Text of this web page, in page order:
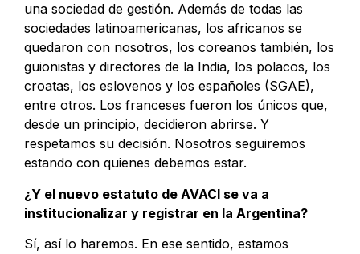
una sociedad de gestión. Además de todas las
sociedades latinoamericanas, los africanos se
quedaron con nosotros, los coreanos también, los
guionistas y directores de la India, los polacos, los
croatas, los eslovenos y los españoles (SGAE),
entre otros. Los franceses fueron los únicos que,
desde un principio, decidieron abrirse. Y
respetamos su decisión. Nosotros seguiremos
estando con quienes debemos estar.
¿Y el nuevo estatuto de AVACI se va a
institucionalizar y registrar en la Argentina?
Sí, así lo haremos. En ese sentido, estamos